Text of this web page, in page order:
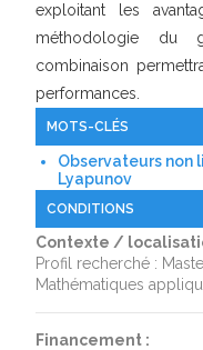
exploitant les
méthodologie du
combinaison
performances.
MOTS-CLÉS
Observateurs non
Lyapunov
CONDITIONS
Contexte /
Profil recherché :
Mathématiques
Financement :